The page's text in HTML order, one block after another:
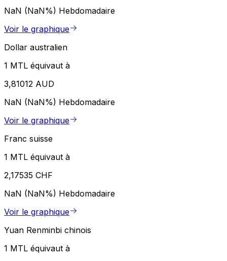
NaN (NaN%) Hebdomadaire
Voir le graphique
Dollar australien
1 MTL équivaut à
3,81012 AUD
NaN (NaN%) Hebdomadaire
Voir le graphique
Franc suisse
1 MTL équivaut à
2,17535 CHF
NaN (NaN%) Hebdomadaire
Voir le graphique
Yuan Renminbi chinois
1 MTL équivaut à